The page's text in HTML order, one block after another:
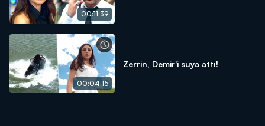
00:11:39
00:04:15
Zerrin, Demir'i suya attı!